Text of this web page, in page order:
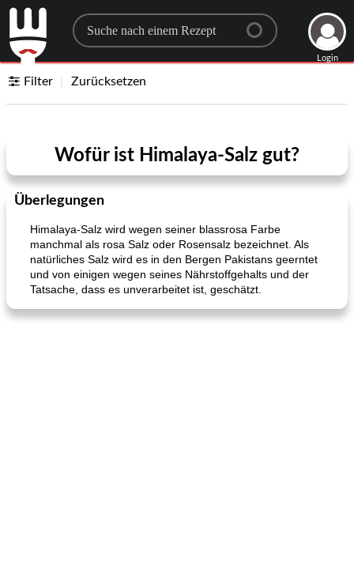
Search for a recipe
Login
Filter Zurücksetzen
Wofür ist Himalaya-Salz gut?
Überlegungen
Himalaya-Salz wird wegen seiner blassrosa Farbe
manchmal als rosa Salz oder Rosensalz bezeichnet. Als
natürliches Salz wird es in den Bergen Pakistans geerntet
und von einigen wegen seines Nährstoffgehalts und der
Tatsache, dass es unverarbeitet ist, geschätzt.